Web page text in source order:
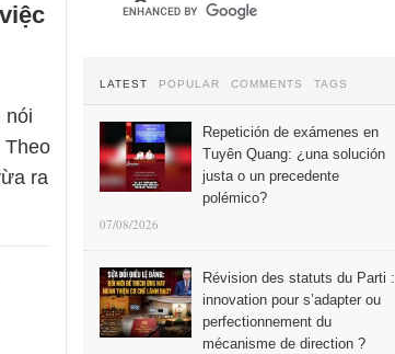
nói
Theo
ra
LATEST POPULAR COMMENTS TAGS
Repetición de exámenes en
Tuyên Quang: ¿una solución
justa o un precedente
polémico?
07/08/2026
Révision des statuts du Parti :
innovation pour s’adapter ou
perfectionnement du
mécanisme de direction ?